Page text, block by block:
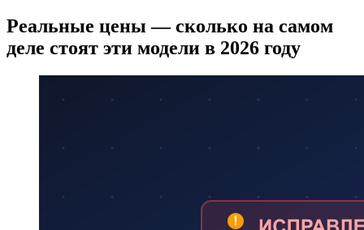
Реальные цены — сколько на самом
деле стоят эти модели в 2026 году